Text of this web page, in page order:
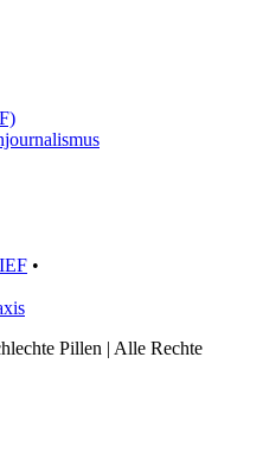
•
Pillen | Alle Rechte